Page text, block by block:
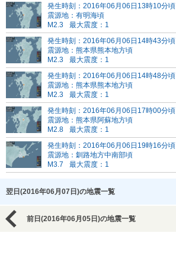
発生時刻：2016年06月06日13時10分頃
震源地：有明海頃
M2.3
最大震度：1
発生時刻：2016年06月06日14時43分頃
震源地：熊本県熊本地方頃
M2.3
最大震度：1
発生時刻：2016年06月06日14時48分頃
震源地：熊本県熊本地方頃
M2.3
最大震度：1
発生時刻：2016年06月06日17時00分頃
震源地：熊本県阿蘇地方頃
M2.8
最大震度：1
発生時刻：2016年06月06日19時16分頃
震源地：釧路地方中南部頃
M3.7
最大震度：1
翌日(2016年06月07日)の地震一覧
前日(2016年06月05日)の地震一覧